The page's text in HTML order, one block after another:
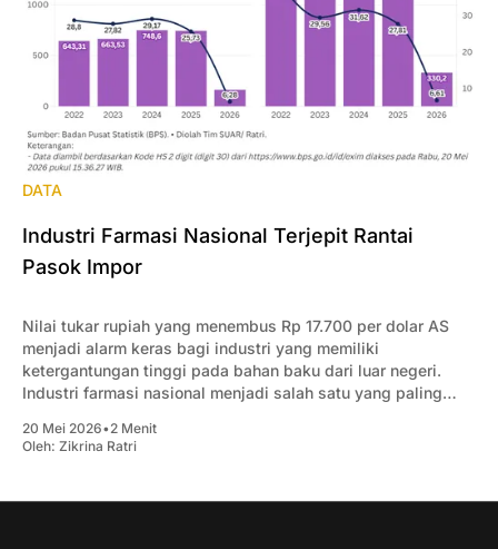
DATA
Industri Farmasi Nasional Terjepit Rantai
Pasok Impor
Nilai tukar rupiah yang menembus Rp 17.700 per dolar AS
menjadi alarm keras bagi industri yang memiliki
ketergantungan tinggi pada bahan baku dari luar negeri.
Industri farmasi nasional menjadi salah satu yang paling
20 Mei 2026•2 Menit
Oleh: Zikrina Ratri